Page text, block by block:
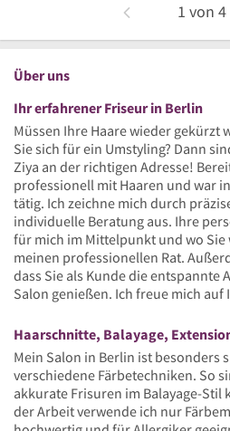
1 von 4
Über uns
Ihr erfahrener Friseur in Berlin
Müssen Ihre Haare wieder gekürzt
Sie sich für ein Umstyling? Dann
Ziya an der richtigen Adresse!
professionell mit Haaren und war
tätig. Ich zeichne mich durch
individuelle Beratung aus. Ihre
für mich im Mittelpunkt und wo Sie
meinen professionellen Rat.
dass Sie als Kunde die entspannte
Salon genießen. Ich freue mich auf
Haarschnitte, Balayage,
Mein Salon in Berlin ist besonders
verschiedene Färbetechniken. So
akkurate Frisuren im Balayage-Stil
der Arbeit verwende ich nur